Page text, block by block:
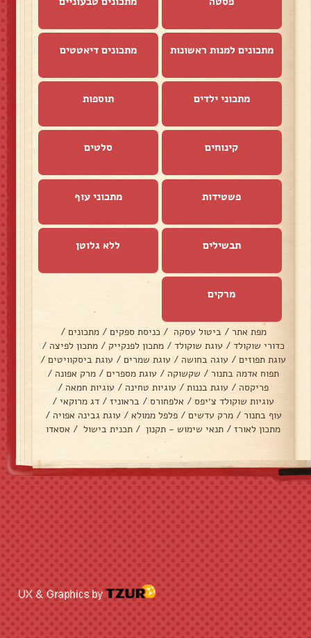
מתכונים למנות ראשונות מתכונים דיאטטים
מתכוני ילדים תוספות
קינוחים סלטים
פשטידות מתכוני עוף
תבשילים ללא גלוטן
מרקים
מפת אתר / ביטול עסקה / כניסת ספקים / מתכונים /
כדורי שוקולד / עוגת שוקולד / מתכון לפנקייק / מתכון לפיצה /
עוגת תפוזים / עוגה בחושה / עוגת שמרים / עוגת ביסקוויטים /
תפוח אדמה בתנור / שקשוקה / עוגת מספרים / מרק אפונה /
פריקסה / עוגת בננות / עוגיות טחינה / עוגיות חמאה /
עוגיות שוקולד צ׳יפס / אלפחורס / בראוניז / דג מרוקאי /
עוף בתנור / מרק עדשים / פלפל ממולא / עוגת גבינה אפויה /
מתכון לאורז / תנאי שימוש - תקנון / תכנית בישול / אסאדו